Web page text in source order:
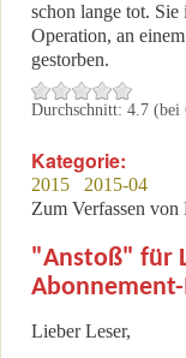
schon lange tot.
Operation, an
gestorben.
Durchschnitt: 4.7 (bei
Kategorie:
2015
2015-04
Zum Verfassen
"Anstoß" für
Lieber Leser,